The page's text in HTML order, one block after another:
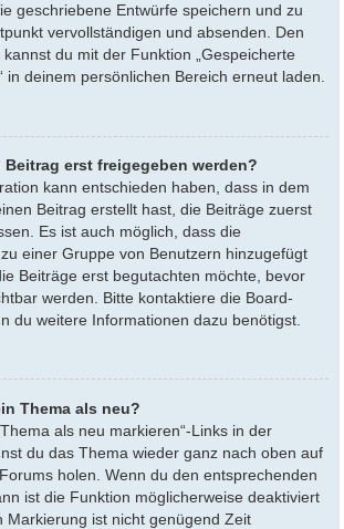
geschriebene Entwürfe speichern und zu
vervollständigen und absenden. Den
du mit der Funktion „Gespeicherte
in deinem persönlichen Bereich erneut laden.
Beitrag erst freigegeben werden?
kann entschieden haben, dass in dem
Beitrag erstellt hast, die Beiträge zuerst
Es ist auch möglich, dass die
einer Gruppe von Benutzern hinzugefügt
Beiträge erst begutachten möchte, bevor
werden. Bitte kontaktiere die Board-
du weitere Informationen dazu benötigst.
Thema als neu?
als neu markieren“-Links in der
du das Thema wieder ganz nach oben auf
holen. Wenn du den entsprechenden
ist die Funktion möglicherweise deaktiviert
Markierung ist nicht genügend Zeit